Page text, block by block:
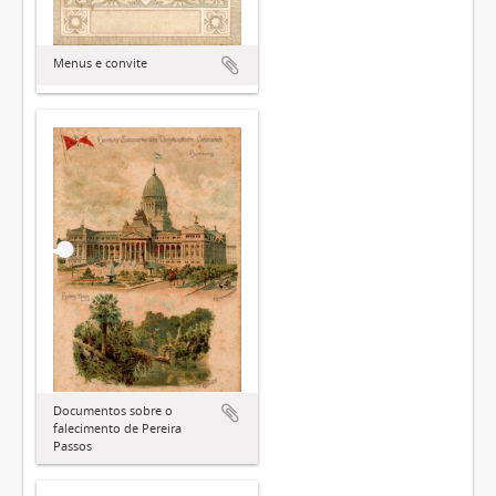
Menus e convite
Documentos sobre o
falecimento de Pereira
Passos